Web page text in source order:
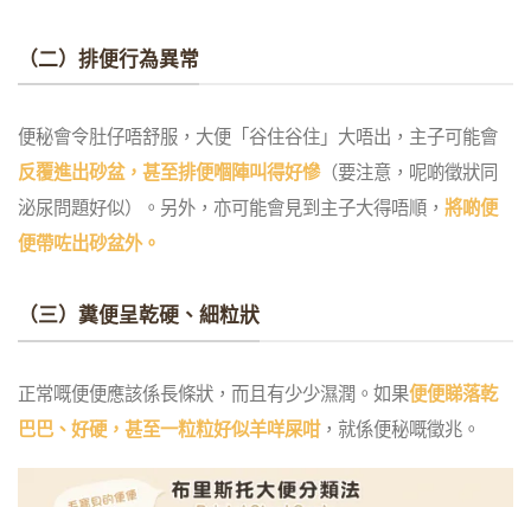
（二）排便行為異常
便秘會令肚仔唔舒服，大便「谷住谷住」大唔出，主子可能會
反覆進出砂盆，甚至排便嗰陣叫得好慘（要注意，呢啲徵狀同
泌尿問題好似）。另外，亦可能會見到主子大得唔順， 將啲便
便帶咗出砂盆外。
（三）糞便呈乾硬、細粒狀
正常嘅便便應該係長條狀，而且有少少濕潤。如果便便睇落乾
巴巴、好硬，甚至一粒粒好似羊咩屎咁，就係便秘嘅徵兆。